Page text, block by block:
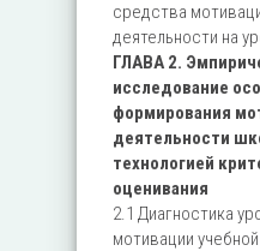
средства
деятельности на
ГЛАВА 2.
исследование
формирования
деятельности
технологией
оценивания
2.1 Диагностика
мотивации учебной